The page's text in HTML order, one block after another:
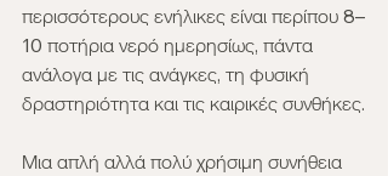
περισσότερους ενήλικες είναι περίπου 8–
10 ποτήρια νερό ημερησίως, πάντα
ανάλογα με τις ανάγκες, τη φυσική
δραστηριότητα και τις καιρικές συνθήκες.
Μια απλή αλλά πολύ χρήσιμη συνήθεια